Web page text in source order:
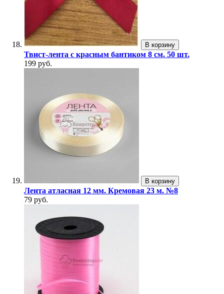
В корзину
Твист-лента с красным бантиком 8 см. 50 шт.
199 руб.
В корзину
Лента атласная 12 мм. Кремовая 23 м. №8
79 руб.